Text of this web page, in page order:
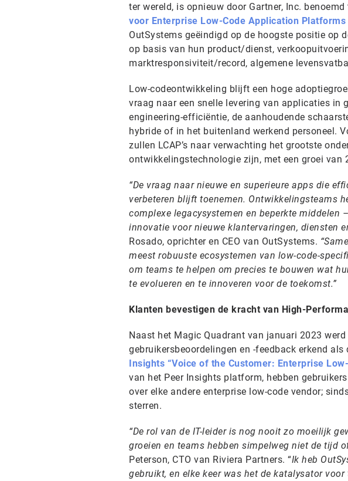
ter wereld, is opnieuw door Gartner, Inc.
voor Enterprise Low-Code Application Platforms
OutSystems geëindigd op de hoogste positie op
op basis van hun product/dienst,
marktresponsiviteit/record, algemene
Low-codeontwikkeling blijft een hoge
vraag naar een snelle levering van applicaties in
engineering-efficiëntie, de aanhoudende
hybride of in het buitenland werkend personeel.
zullen LCAP’s naar verwachting het grootste
ontwikkelingstechnologie zijn, met een groei
“De vraag naar nieuwe en superieure apps die
verbeteren blijft toenemen. Ontwikkelingsteams
complexe legacysystemen en beperkte
innovatie voor nieuwe klantervaringen, diensten
Rosado, oprichter en CEO van OutSystems.
meest robuuste ecosystemen van low-code-
om teams te helpen om precies te bouwen wat
te evolueren en te innoveren voor de toekomst.”
Klanten bevestigen de kracht van High-
Naast het Magic Quadrant van januari 2023
gebruikersbeoordelingen en -feedback erkend als
Insights “Voice of the Customer: Enterprise
van het Peer Insights platform, hebben
over elke andere enterprise low-code vendor;
sterren.
“De rol van de IT-leider is nog nooit zo moeilijk
groeien en teams hebben simpelweg niet de tijd
Peterson, CTO van Riviera Partners. “Ik heb
gebruikt, en elke keer was het de katalysator